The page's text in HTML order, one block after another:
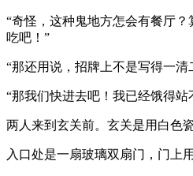
“奇怪，这种鬼地方怎会有餐厅
吃吧！”
“那还用说，招牌上不是写得一清
“那我们快进去吧！我已经饿得站
两人来到玄关前。玄关是用白色
入口处是一扇玻璃双扇门，门上